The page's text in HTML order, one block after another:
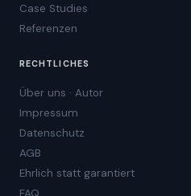
Case Studies
Referenzen
RECHTLICHES
Über uns · Autor
Impressum
Datenschutz
AGB
Ehrlich statt garantiert
FAQ